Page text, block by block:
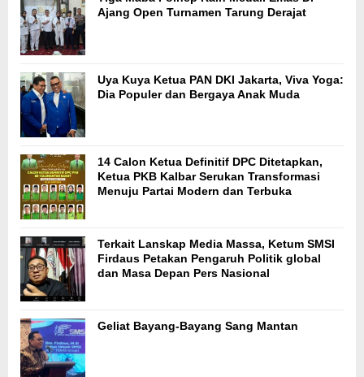
Ajang Open Turnamen Tarung Derajat
Uya Kuya Ketua PAN DKI Jakarta, Viva Yoga:
Dia Populer dan Bergaya Anak Muda
14 Calon Ketua Definitif DPC Ditetapkan,
Ketua PKB Kalbar Serukan Transformasi
Menuju Partai Modern dan Terbuka
Terkait Lanskap Media Massa, Ketum SMSI
Firdaus Petakan Pengaruh Politik global
dan Masa Depan Pers Nasional
Geliat Bayang-Bayang Sang Mantan